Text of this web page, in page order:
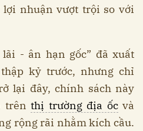
nhuận vượt trội so với
- ân hạn gốc” đã xuất
kỷ trước, nhưng chỉ
lại đây, chính sách này
trên thị trường địa ốcvà
rộng rãi nhằm kích cầu.